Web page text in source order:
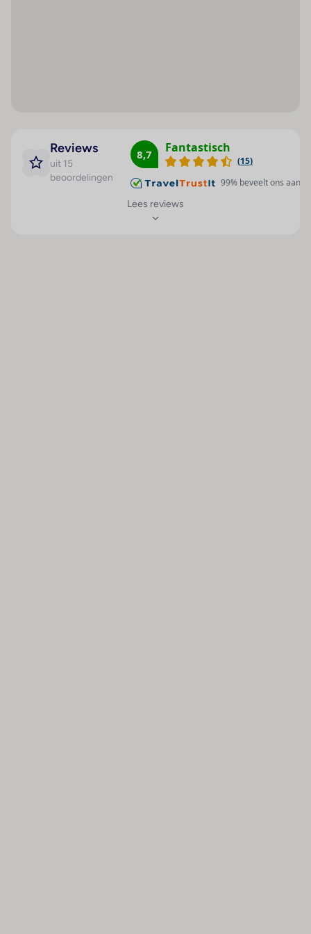
Reviews
uit 15
beoordelingen
8,7 Fantastisch
(15)
99% beveelt ons aan
Lees reviews